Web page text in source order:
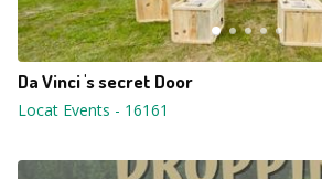
Da Vinci 's secret Door
Locat Events - 16161